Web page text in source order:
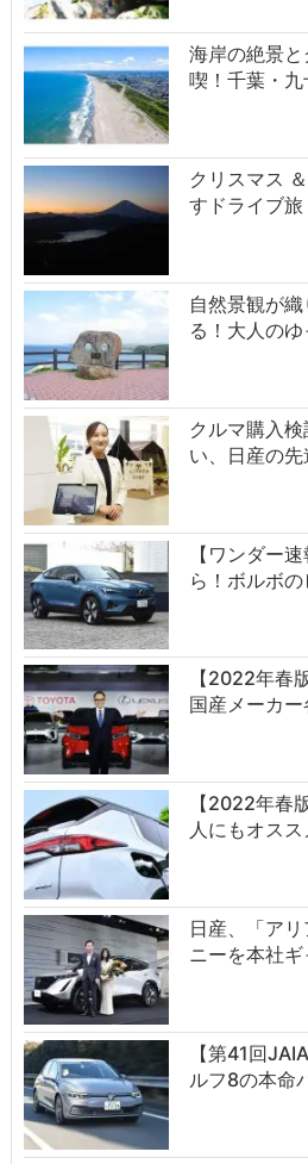
海岸の絶景
喫！千葉・
クリスマス
すドライブ旅
自然景観が
る！大人の
クルマ購入
い、日産の
【ワンダー
ら！ボルボ
【2022年春
国産メーカ
【2022年春
人にもオス
日産、「ア
ニーを本社
【第41回
ルフ8の本命